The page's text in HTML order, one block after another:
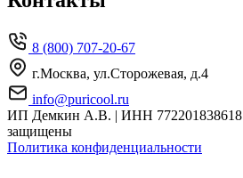
8 (800) 707-20-67
г.Москва, ул.Сторожевая, д.4
info@puricool.ru
ИП Демкин А.В. | ИНН 772201838618
защищены
Политика конфиденциальности